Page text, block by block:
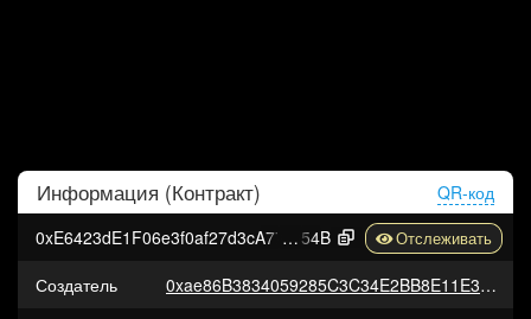
Информация (Контракт)
QR-код
0xE6423dE1F06e3f0af27d3cA776E9446ECBdC3
54B
Создатель
0xae86B3834059285C3C34E2BB8E11E31c2F0254e5